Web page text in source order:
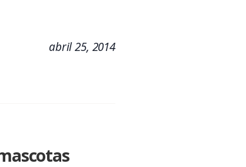
abril 25, 2014